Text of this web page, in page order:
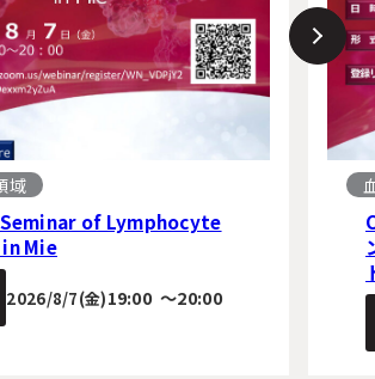
開
く
を
開
く
域
of Lymphocyte
Mie
2026/8/7(金)19:00 〜20:00